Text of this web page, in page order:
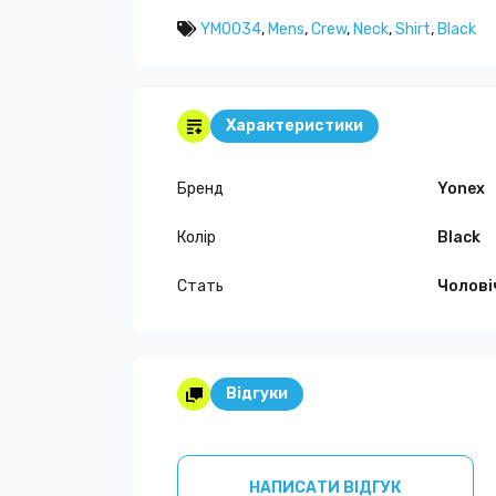
YM0034, Mens,Crew, Neck,Shirt, Black
Характеристики
Бренд Yonex
Колір Black
Стать
Відгуки
НАПИСАТИ ВІДГУК